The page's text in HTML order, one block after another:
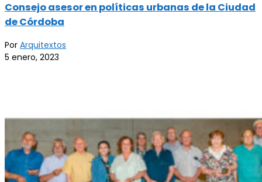
Consejo asesor en políticas urbanas de la Ciudad
de Córdoba
Por Arquitextos
5 enero, 2023